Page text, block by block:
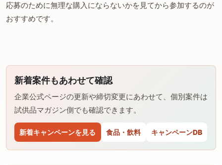
応募のために無理な購入にならないかを見てから参加するのが
おすすめです。
新着案件もあわせて確認
企業公式ページの更新や締切変更にあわせて、個別案件は
試供品マガジン側でも確認できます。
新着キャンペーンを見る 食品・飲料 キャンペーンDB